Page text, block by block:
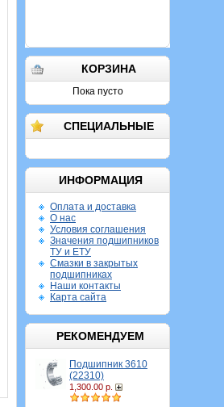
КОРЗИНА
Пока пусто
СПЕЦИАЛЬНЫЕ
ИНФОРМАЦИЯ
Оплата и доставка
О нас
Условия соглашения
Значения подшипников
ТУ и ЕТУ
Смазки в закрытых
подшипниках
Наши контакты
Карта сайта
РЕКОМЕНДУЕМ
Подшипник 3610
(22310)
1,300.00 р.